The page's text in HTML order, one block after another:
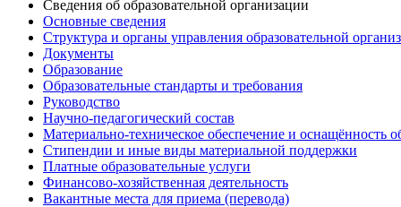
Сведения об образовательной организации
Основные сведения
Структура и органы управления образовательной
Документы
Образование
Образовательные стандарты и требования
Руководство
Научно-педагогический состав
Материально-техническое обеспечение и оснащённость
Стипендии и иные виды материальной поддержки
Платные образовательные услуги
Финансово-хозяйственная деятельность
Вакантные места для приема (перевода)